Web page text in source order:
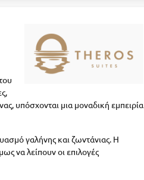
υπόσχονται μια μοναδική εμπειρία
γαλήνης και ζωντάνιας. Η
να λείπουν οι επιλογές